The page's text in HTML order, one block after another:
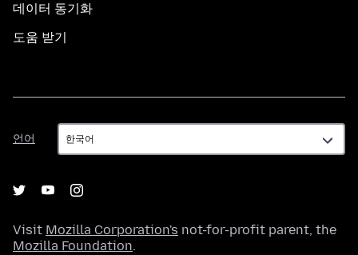
데이터 동기화
도움 받기
언어
언
어
Visit Mozilla Corporation's not-for-profit parent, the
Mozilla Foundation.